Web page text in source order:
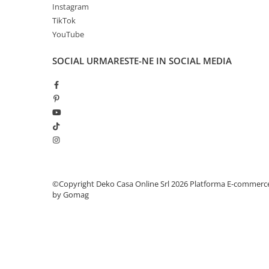
Instagram
TikTok
YouTube
SOCIAL URMARESTE-NE IN SOCIAL MEDIA
©Copyright Deko Casa Online Srl 2026 Platforma E-
by Gomag